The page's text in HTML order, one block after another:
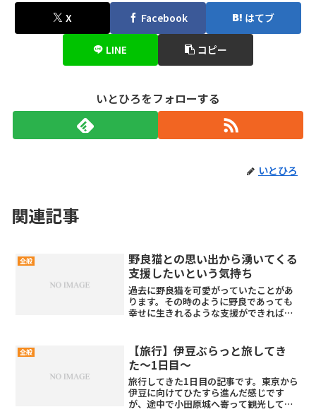
X Facebook はてブ
LINE コピー
いとひろをフォローする
いとひろ
関連記事
全般
野良猫との思い出から湧いてくる
支援したいという気持ち
過去に野良猫を可愛がっていたことがあ
ります。その時のように野良であっても
幸せに生きれるような支援ができればな
全般
【旅行】伊豆ぶらっと旅してき
た〜1日目〜
旅行してきた1日目の記事です。東京から
伊豆に向けてひたすら進んだ感じです
が、途中で小田原城へ寄って観光してき